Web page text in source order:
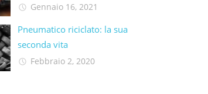
Gennaio 16, 2021
Pneumatico riciclato: la sua
seconda vita​
Febbraio 2, 2020